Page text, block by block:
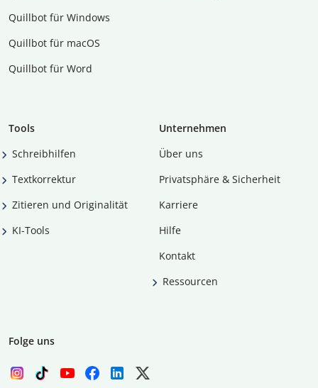
Quillbot für Windows
Quillbot für macOS
Quillbot für Word
Tools
Schreibhilfen
Textkorrektur
Zitieren und Originalität
KI-Tools
Unternehmen
Über uns
Privatsphäre & Sicherheit
Karriere
Hilfe
Kontakt
Ressourcen
Folge uns